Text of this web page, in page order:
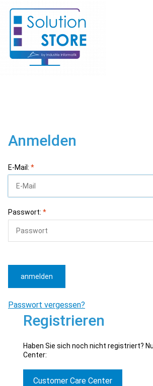
Anmelden
E-Mail: *
Passwort: *
Passwort vergessen?
anmelden
Registrieren
Haben Sie sich noch nicht registriert?
Center:
Customer Care Center